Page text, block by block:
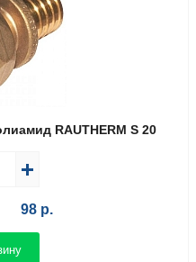
RAUTHERM S 20
98 р.